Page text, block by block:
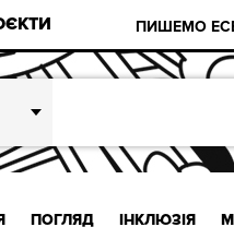
ПИШЕМО
ПОГЛЯД ІНКЛЮЗІЯ